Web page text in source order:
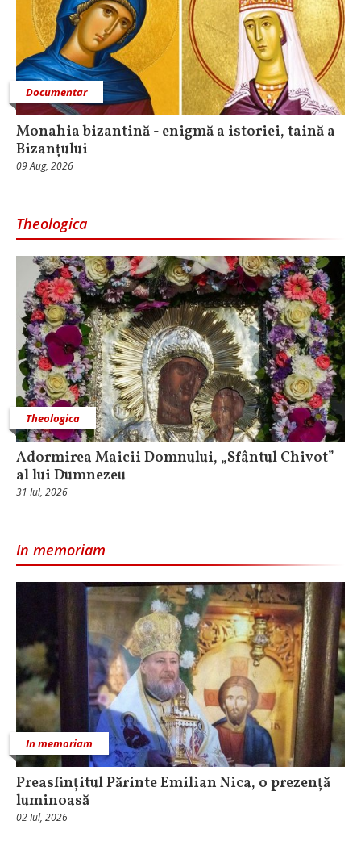
Documentar
Monahia bizantină - enigmă a istoriei, taină a
Bizanțului
09 Aug, 2026
Theologica
Theologica
Adormirea Maicii Domnului, „Sfântul Chivot”
al lui Dumnezeu
31 Iul, 2026
In memoriam
In memoriam
Preasfințitul Părinte Emilian Nica, o prezență
luminoasă
02 Iul, 2026